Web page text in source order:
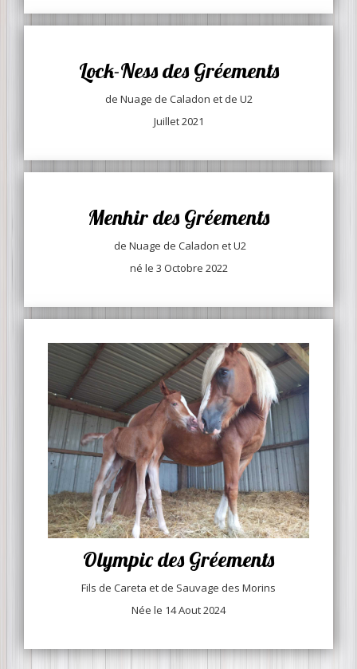
Lock-Ness des Gréements
de Nuage de Caladon et de U2
Juillet 2021
Menhir des Gréements
de Nuage de Caladon et U2
né le 3 Octobre 2022
Olympic des Gréements
Fils de Careta et de Sauvage des Morins
Née le 14 Aout 2024